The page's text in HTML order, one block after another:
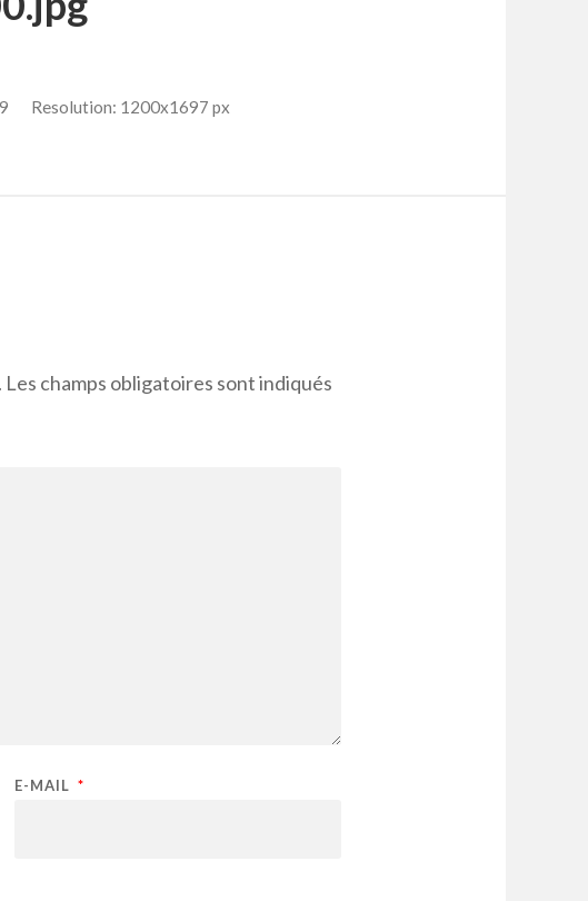
Resolution: 1200x1697 px
Les champs obligatoires sont indiqués
E-MAIL *